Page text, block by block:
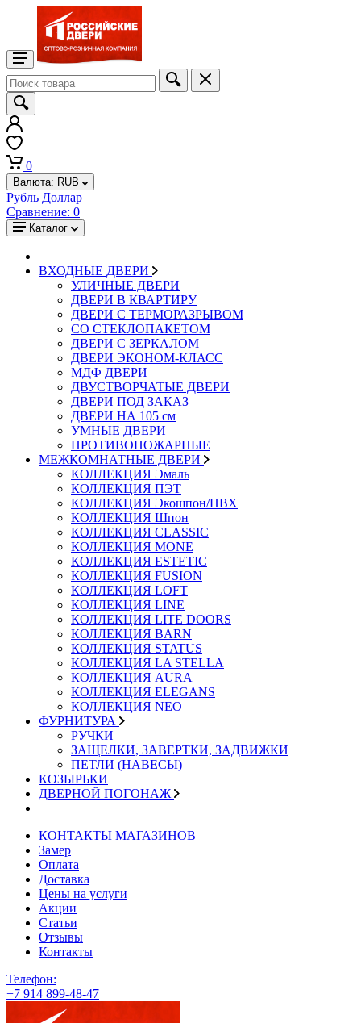
0
Валюта: RUB
Рубль Доллар
Сравнение: 0
Каталог
ВХОДНЫЕ ДВЕРИ
УЛИЧНЫЕ ДВЕРИ
ДВЕРИ В КВАРТИРУ
ДВЕРИ С ТЕРМОРАЗРЫВОМ
СО СТЕКЛОПАКЕТОМ
ДВЕРИ С ЗЕРКАЛОМ
ДВЕРИ ЭКОНОМ-КЛАСС
МДФ ДВЕРИ
ДВУСТВОРЧАТЫЕ ДВЕРИ
ДВЕРИ ПОД ЗАКАЗ
ДВЕРИ НА 105 см
УМНЫЕ ДВЕРИ
ПРОТИВОПОЖАРНЫЕ
МЕЖКОМНАТНЫЕ ДВЕРИ
КОЛЛЕКЦИЯ Эмаль
КОЛЛЕКЦИЯ ПЭТ
КОЛЛЕКЦИЯ Экошпон/ПВХ
КОЛЛЕКЦИЯ Шпон
КОЛЛЕКЦИЯ CLASSIC
КОЛЛЕКЦИЯ MONE
КОЛЛЕКЦИЯ ESTETIC
КОЛЛЕКЦИЯ FUSION
КОЛЛЕКЦИЯ LOFT
КОЛЛЕКЦИЯ LINE
КОЛЛЕКЦИЯ LITE DOORS
КОЛЛЕКЦИЯ BARN
КОЛЛЕКЦИЯ STATUS
КОЛЛЕКЦИЯ LA STELLA
КОЛЛЕКЦИЯ AURA
КОЛЛЕКЦИЯ ELEGANS
КОЛЛЕКЦИЯ NEO
ФУРНИТУРА
РУЧКИ
ЗАЩЕЛКИ, ЗАВЕРТКИ, ЗАДВИЖКИ
ПЕТЛИ (НАВЕСЫ)
КОЗЫРЬКИ
ДВЕРНОЙ ПОГОНАЖ
КОНТАКТЫ МАГАЗИНОВ
Замер
Оплата
Доставка
Цены на услуги
Акции
Статьи
Отзывы
Контакты
Телефон:
+7 914 899-48-47